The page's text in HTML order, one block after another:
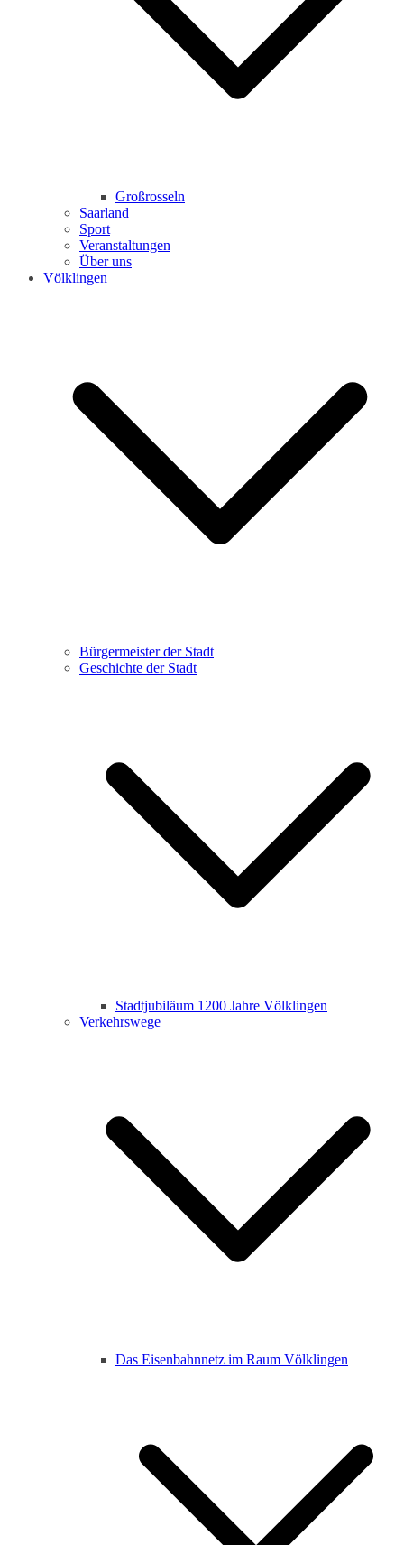
Großrosseln
Saarland
Sport
Veranstaltungen
Über uns
Völklingen
Bürgermeister der Stadt
Geschichte der Stadt
Stadtjubiläum 1200 Jahre Völklingen
Verkehrswege
Das Eisenbahnnetz im Raum Völklingen